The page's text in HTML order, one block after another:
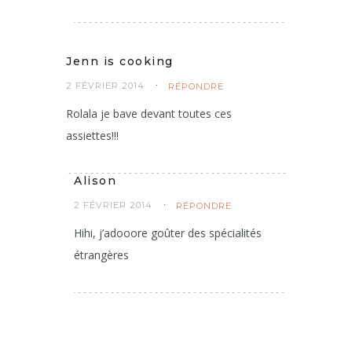
Jenn is cooking
2 FÉVRIER 2014 RÉPONDRE
Rolala je bave devant toutes ces
assiettes!!!
Alison
2 FÉVRIER 2014 RÉPONDRE
Hihi, j’adooore goûter des spécialités
étrangères